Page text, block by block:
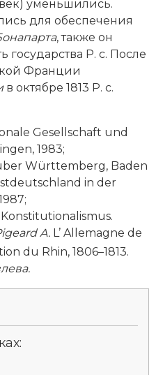
история
дисциплины
уменьшились.
для обеспечения
, также он
государства Р. с. После
Франции
в октябре 1813 Р. с.
Gesellschaft und
1983;
Württemberg, Baden
in der
A. L’ Allemagne de
du Rhin, 1806–1813.